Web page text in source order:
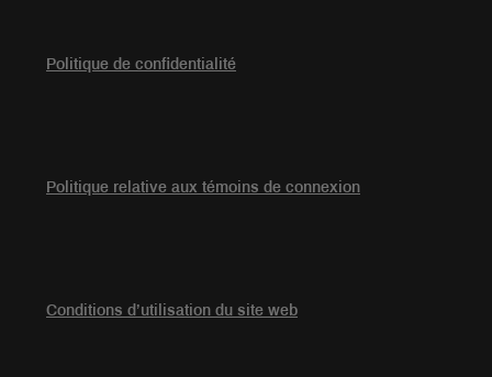
Politique de confidentialité
Politique relative aux témoins de connexion
Conditions d’utilisation du site web